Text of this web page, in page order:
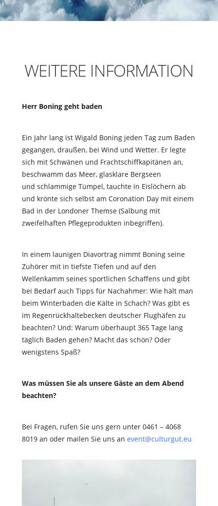
WEITERE INFORMATION
Herr Boning geht baden
Ein Jahr lang ist Wigald Boning jeden Tag zum Baden
gegangen, draußen, bei Wind und Wetter. Er legte
sich mit Schwänen und Frachtschiffkapitänen an,
beschwamm das Meer, glasklare Bergseen
und schlammige Tümpel, tauchte in Eislöchern ab
und krönte sich selbst am Coronation Day mit einem
Bad in der Londoner Themse (Salbung mit
zweifelhaften Pflegeprodukten inbegriffen).
In einem launigen Diavortrag nimmt Boning seine
Zuhörer mit in tiefste Tiefen und auf den
Wellenkamm seines sportlichen Schaffens und gibt
bei Bedarf auch Tipps für Nachahmer: Wie hält man
beim Winterbaden die Kälte in Schach? Was gibt es
im Regenrückhaltebecken deutscher Flughäfen zu
beachten? Und: Warum überhaupt 365 Tage lang
täglich Baden gehen? Macht das schön? Oder
wenigstens Spaß?
Was müssen Sie als unsere Gäste an dem Abend
beachten?
Bei Fragen, rufen Sie uns gern unter 0461 – 4068
8019 an oder mailen Sie uns an event@culturgut.eu